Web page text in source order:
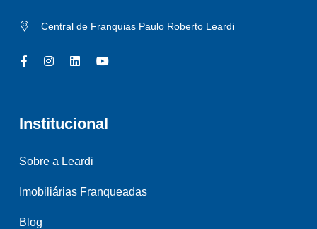
Central de Franquias Paulo Roberto Leardi
Institucional
Sobre a Leardi
Imobiliárias Franqueadas
Blog